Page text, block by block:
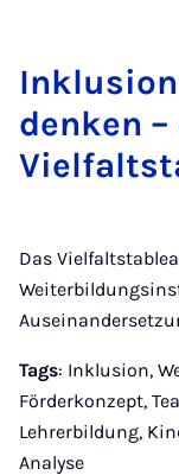
denken –
Das
Tags: Inklusion,
Förderkonzept,
Lehrerbildung,
Analyse